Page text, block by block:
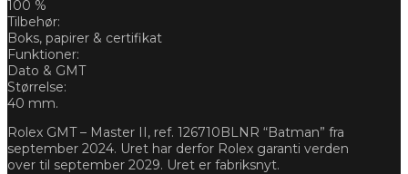
100 %
Tilbehør:
Boks, papirer & certifikat
Funktioner:
Dato & GMT
Størrelse:
40 mm.
Rolex GMT – Master II, ref. 126710BLNR “Batman” fra
september 2024. Uret har derfor Rolex garanti verden
over til september 2029. Uret er fabriksnyt.